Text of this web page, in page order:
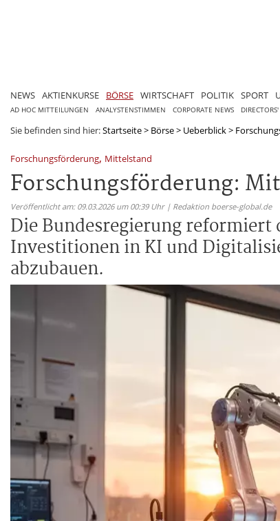
NEWS AKTIENKURSE BÖRSE WIRTSCHAFT POLITIK SPORT
AD HOC MITTEILUNGEN ANALYSTENSTIMMEN CORPORATE NEWS
Sie befinden sind hier:Startseite> Börse> Ueberblick>
Forschungsförderung, Mittelstand
Forschungsförderung:
Veröffentlicht am: 09.03.2026 um 00:39 Uhr | Redaktion boerse-global.de
Die Bundesregierung reformiert
Investitionen in KI und
abzubauen.